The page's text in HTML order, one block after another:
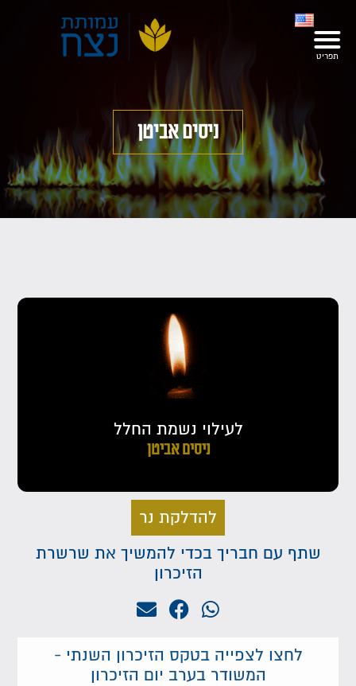
ניסים אביטן
לעילוי נשמת החלל
ניסים אביטן
להדלקת נר
שתף עם חבריך בכדי להמשיך את שרשרת
הזיכרון
לחצו לצפייה בטקס הזיכרון השנתי -
המשודר בערב יום הזיכרון